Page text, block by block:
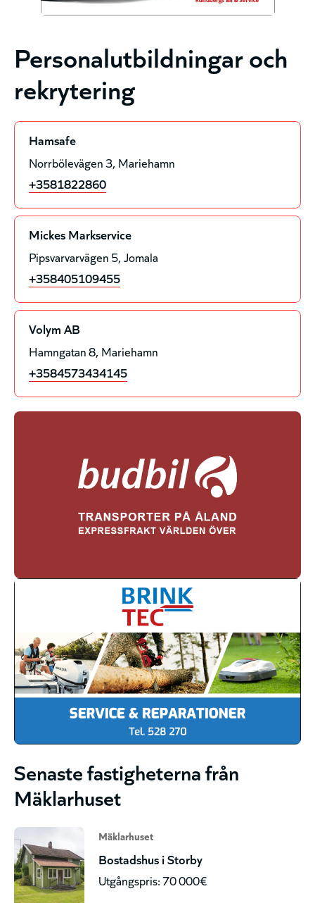
Personalutbildningar och
rekrytering
Hamsafe
Norrbölevägen 3 Mariehamn
+3581822860
Mickes Markservice
Pipsvarvarvägen 5 Jomala
+358405109455
Volym AB
Hamngatan 8 Mariehamn
+3584573434145
Senaste fastigheterna från
Mäklarhuset
Mäklarhuset
Bostadshus i Storby
Utgångspris: 70 000€